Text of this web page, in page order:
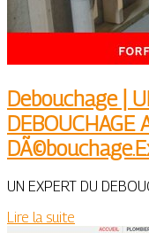
Debouchage |
DEBOUCHAGE
UN EXPERT DU
Lire la suite